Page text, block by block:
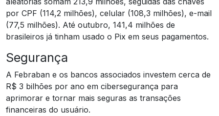
por CPF (114,2 milhões), celular (108,3 milhões), e-mail
(77,5 milhões). Até outubro, 141,4 milhões de
brasileiros já tinham usado o Pix em seus pagamentos.
Segurança
A Febraban e os bancos associados investem cerca de
R$ 3 bilhões por ano em cibersegurança para
aprimorar e tornar mais seguras as transações
financeiras do usuário.